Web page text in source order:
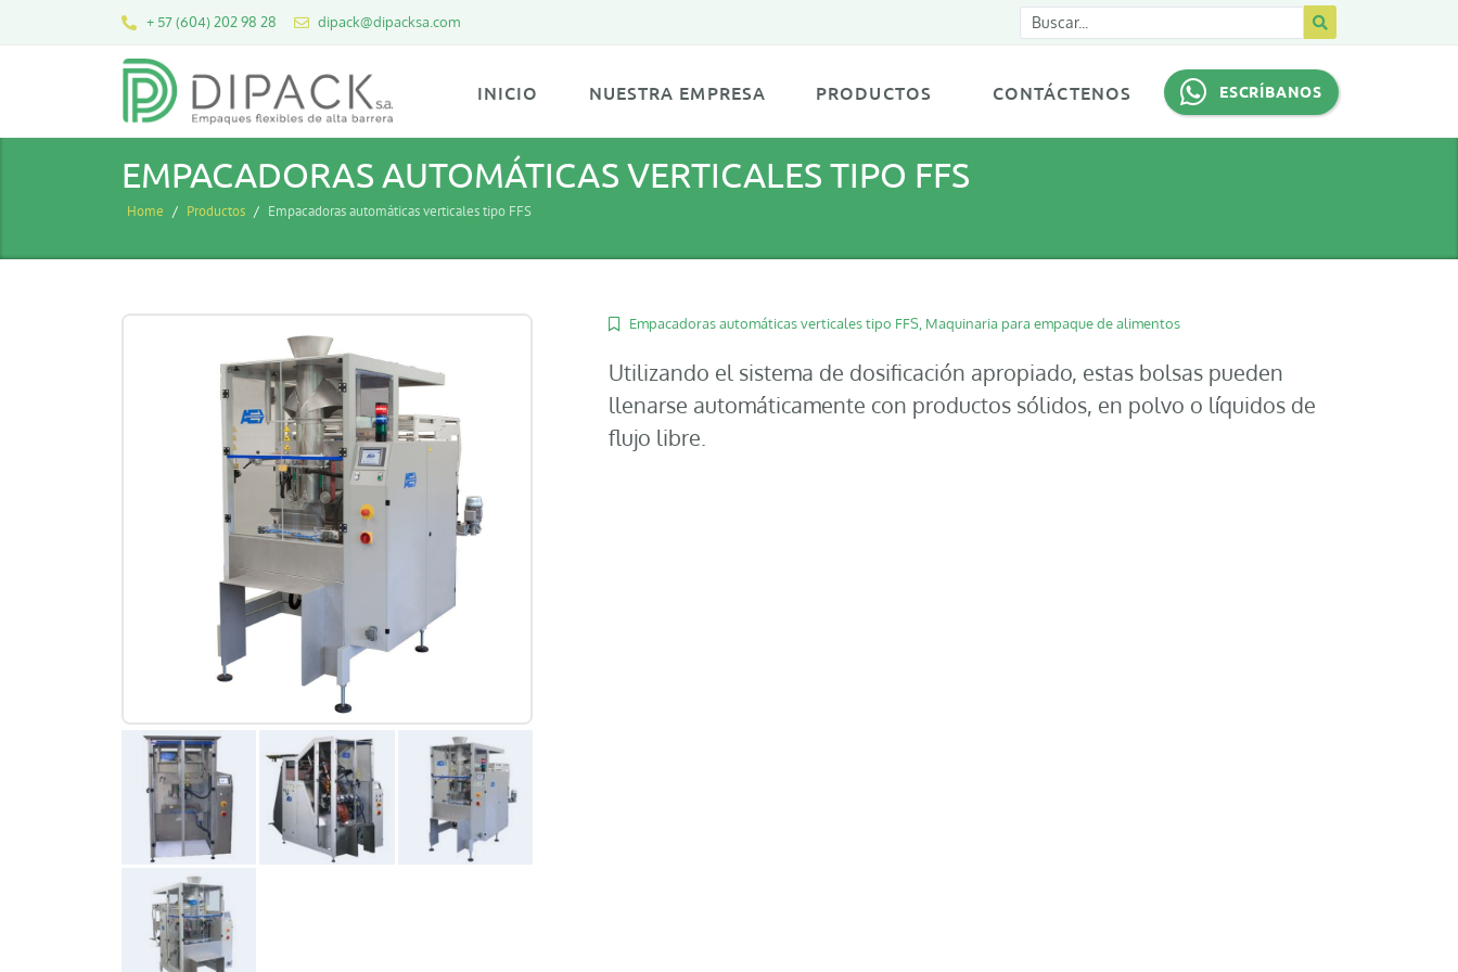
+ 57 (604) 202 98 28 dipack@dipacksa.com
INICIO NUESTRA EMPRESA PRODUCTOS CONTÁCTENOS ESCRÍBANOS
EMPACADORAS AUTOMÁTICAS VERTICALES TIPO FFS
Home Productos Empacadoras automáticas verticales tipo FFS
Empacadoras automáticas verticales tipo FFS Maquinaria para empaque de alimentos
Utilizando el sistema de dosificación apropiado, estas bolsas pueden
llenarse automáticamente con productos sólidos, en polvo o líquidos de
flujo libre.